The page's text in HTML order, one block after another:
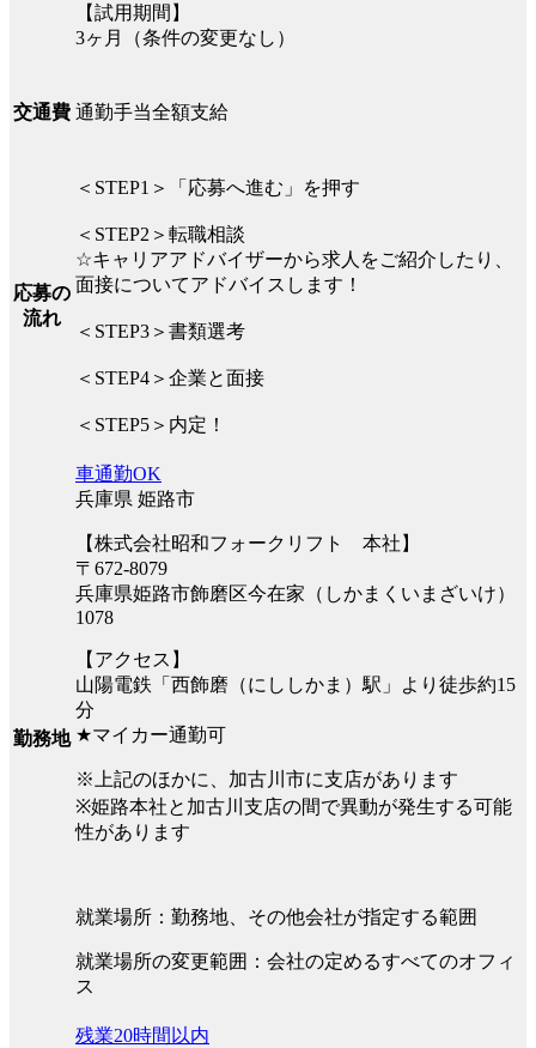
【試用期間】
3ヶ月（条件の変更なし）
交通費 通勤手当全額支給
応募の
流れ
＜STEP1＞「応募へ進む」を押す
＜STEP2＞転職相談
☆キャリアアドバイザーから求人をご紹介したり、
面接についてアドバイスします！
＜STEP3＞書類選考
＜STEP4＞企業と面接
＜STEP5＞内定！
勤務地
車通勤OK
兵庫県 姫路市
【株式会社昭和フォークリフト 本社】
〒672-8079
兵庫県姫路市飾磨区今在家（しかまくいまざいけ）
1078
【アクセス】
山陽電鉄「西飾磨（にししかま）駅」より徒歩約15
分
★マイカー通勤可
※上記のほかに、加古川市に支店があります
※姫路本社と加古川支店の間で異動が発生する可能
性があります
就業場所：勤務地、その他会社が指定する範囲
就業場所の変更範囲：会社の定めるすべてのオフィ
ス
残業20時間以内